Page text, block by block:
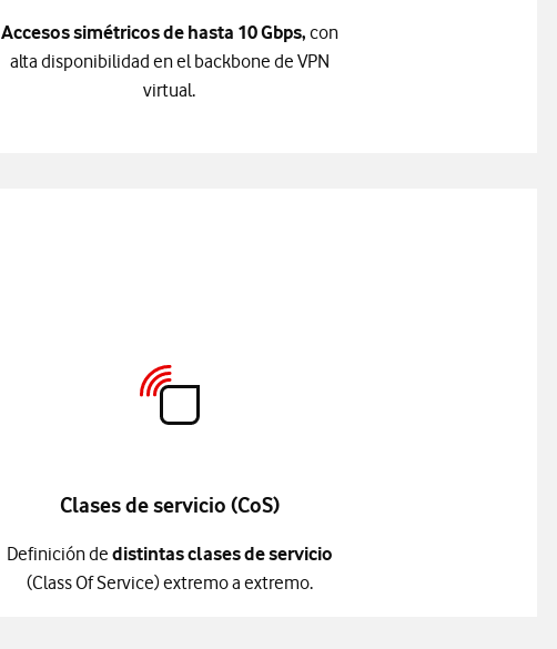
Accesos simétricos de hasta 10 Gbps, con
alta disponibilidad en el backbone de VPN
virtual.
Clases de servicio (CoS)
Definición de distintas clases de servicio
(Class Of Service) extremo a extremo.